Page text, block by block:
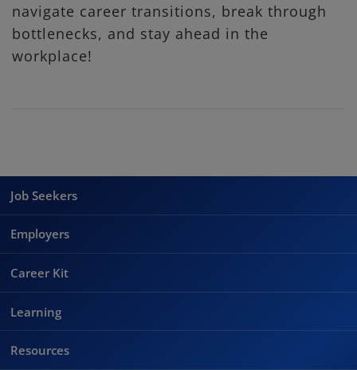
navigate career transitions, break through
bottlenecks, and stay ahead in the
workplace!
Job Seekers
Employers
Career Kit
Learning
Resources